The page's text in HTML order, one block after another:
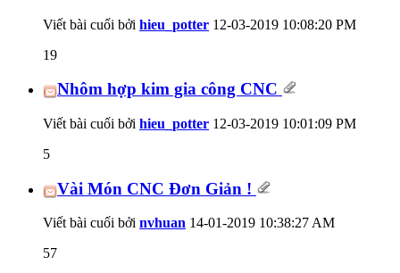
Viết bài cuối bởi hieu_potter 12-03-2019 10:08:20 PM
19
Nhôm hợp kim gia công CNC
Viết bài cuối bởi hieu_potter 12-03-2019 10:01:09 PM
5
Vài Món CNC Đơn Giản !
Viết bài cuối bởi nvhuan 14-01-2019 10:38:27 AM
57